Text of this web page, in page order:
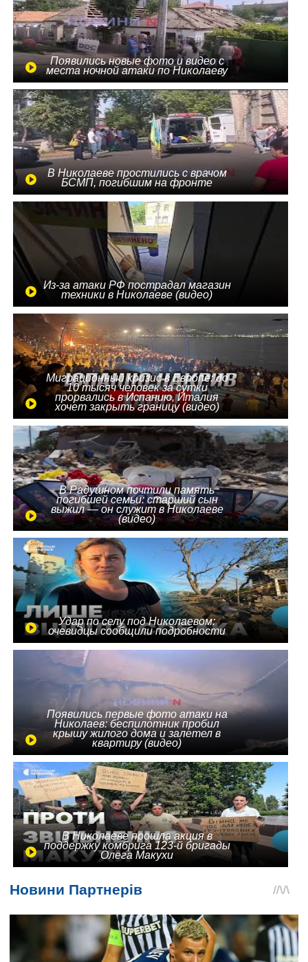
Появились новые фото и видео с
места ночной атаки по Николаеву
В Николаеве простились с врачом
БСМП, погибшим на фронте
Из-за атаки РФ пострадал магазин
техники в Николаеве (видео)
Миграционный кризис в Европе: до
10 тысяч человек за сутки
прорвались в Испанию, Италия
хочет закрыть границу (видео)
В Радушном почтили память
погибшей семьи: старший сын
выжил — он служит в Николаеве
(видео)
Удар по селу под Николаевом:
очевидцы сообщили подробности
Появились первые фото атаки на
Николаев: беспилотник пробил
крышу жилого дома и залетел в
квартиру (видео)
В Николаеве прошла акция в
поддержку комбрига 123-й бригады
Олега Макухи